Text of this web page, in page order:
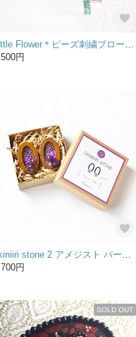
Little Flower＊ビーズ刺繍ブローチ（pink＆silver）│ピンク色の小さなお花│カーネーション
円
円
SOLD OUT